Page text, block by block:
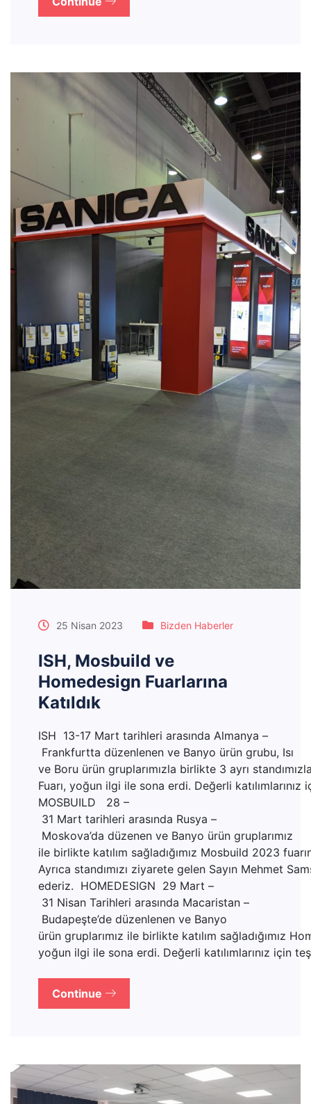
25 Nisan 2023 Bizden Haberler
ISH, Mosbuild ve
Homedesign Fuarlarına
Katıldık
ISH 13-17 Mart tarihleri arasında Almanya –
Frankfurtta düzenlenen ve Banyo ürün grubu, Isı
ve Boru ürün gruplarımızla birlikte 3 ayrı
Fuarı, yoğun ilgi ile sona erdi. Değerli
MOSBUILD 28 –
31 Mart tarihleri arasında Rusya –
Moskova’da düzenen ve Banyo ürün gruplarımız
ile birlikte katılım sağladığımız Mosbuild 2023
Ayrıca standımızı ziyarete gelen Sayın Mehmet
ederiz. HOMEDESIGN 29 Mart –
31 Nisan Tarihleri arasında Macaristan –
Budapeşte’de düzenlenen ve Banyo
ürün gruplarımız ile birlikte katılım sağladığımız
yoğun ilgi ile sona erdi. Değerli katılımlarınız için
Continue